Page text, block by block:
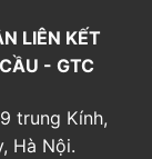
LIÊN KẾT
- GTC
trung Kính,
Hà Nội.